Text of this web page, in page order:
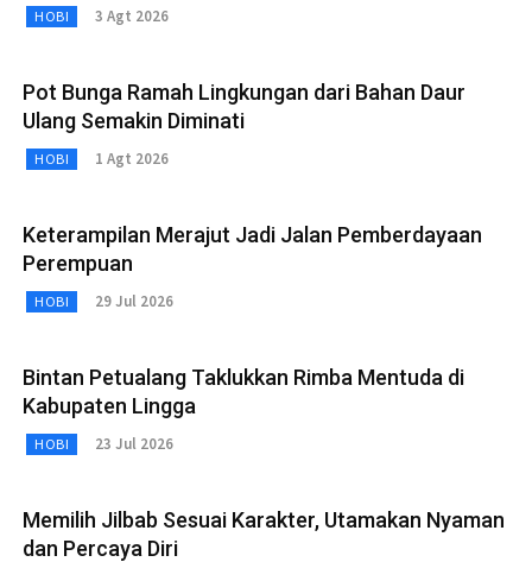
HOBI 3 Agt 2026
Pot Bunga Ramah Lingkungan dari Bahan Daur
Ulang Semakin Diminati
HOBI 1 Agt 2026
Keterampilan Merajut Jadi Jalan Pemberdayaan
Perempuan
HOBI 29 Jul 2026
Bintan Petualang Taklukkan Rimba Mentuda di
Kabupaten Lingga
HOBI 23 Jul 2026
Memilih Jilbab Sesuai Karakter, Utamakan Nyaman
dan Percaya Diri